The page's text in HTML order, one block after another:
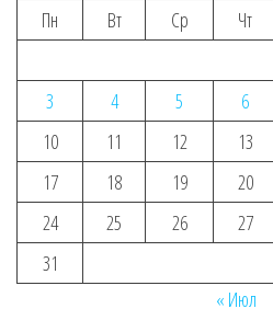
Пн
Вт Ср Чт
3
4 5 6
10
11 12 13
17
18 19 20
24
25 26 27
31
« Июл